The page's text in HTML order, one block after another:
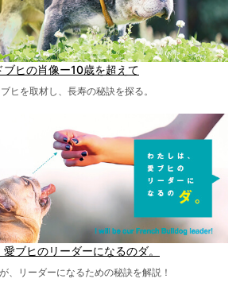
ブヒの肖像ー10歳を超えて
ヒを取材し、長寿の秘訣を探る。
愛ブヒのリーダーになるのダ。
、リーダーになるための秘訣を解説！